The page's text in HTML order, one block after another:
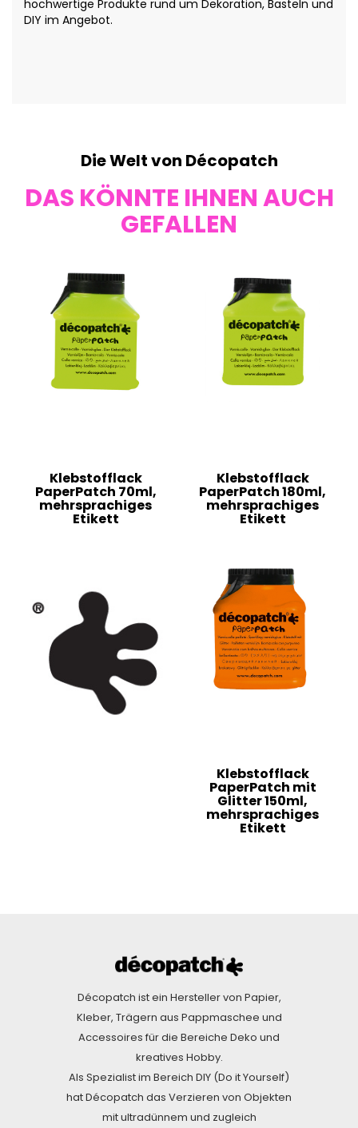
hochwertige Produkte rund um Dekoration, Basteln und
DIY im Angebot.
Die Welt von Décopatch
DAS KÖNNTE IHNEN AUCH
GEFALLEN
Klebstofflack
PaperPatch 70ml,
mehrsprachiges
Etikett
Klebstofflack
PaperPatch 180ml,
mehrsprachiges
Etikett
Klebstofflack
PaperPatch mit
Glitter 150ml,
mehrsprachiges
Etikett
Décopatch ist ein Hersteller von Papier,
Kleber, Trägern aus Pappmaschee und
Accessoires für die Bereiche Deko und
kreatives Hobby.
Als Spezialist im Bereich DIY (Do it Yourself)
hat Décopatch das Verzieren von Objekten
mit ultradünnem und zugleich